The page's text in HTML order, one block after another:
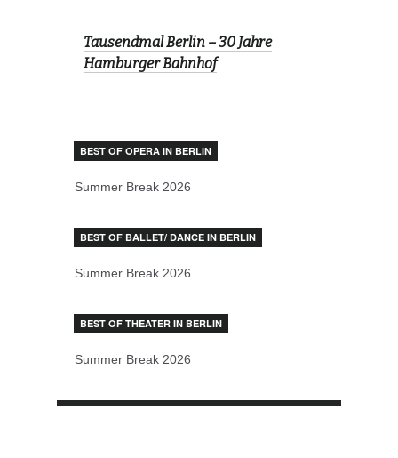
Tausendmal Berlin – 30 Jahre
Hamburger Bahnhof
BEST OF OPERA IN BERLIN
Summer Break 2026
BEST OF BALLET/ DANCE IN BERLIN
Summer Break 2026
BEST OF THEATER IN BERLIN
Summer Break 2026